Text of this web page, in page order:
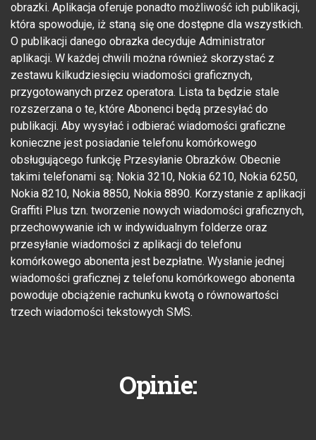
obrazki. Aplikacja oferuje ponadto możliwość ich publikacji,
która spowoduje, iż staną się one dostępne dla wszystkich.
O publikacji danego obrazka decyduje Administrator
aplikacji. W każdej chwili można również skorzystać z
zestawu kilkudziesięciu wiadomości graficznych,
przygotowanych przez operatora. Lista ta będzie stale
rozszerzana o te, które Abonenci będą przesyłać do
publikacji. Aby wysyłać i odbierać wiadomości graficzne
konieczne jest posiadanie telefonu komórkowego
obsługującego funkcję Przesyłanie Obrazków. Obecnie
takimi telefonami są: Nokia 3210, Nokia 6210, Nokia 6250,
Nokia 8210, Nokia 8850, Nokia 8890. Korzystanie z aplikacji
Graffiti Plus tzn. tworzenie nowych wiadomości graficznych,
przechowywanie ich w indywidualnym folderze oraz
przesyłanie wiadomości z aplikacji do telefonu
komórkowego abonenta jest bezpłatne. Wysłanie jednej
wiadomości graficznej z telefonu komórkowego abonenta
powoduje obciążenie rachunku kwotą o równowartości
trzech wiadomości tekstowych SMS.
Opinie: